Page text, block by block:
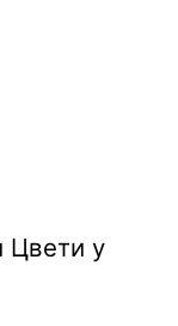
Цвети у